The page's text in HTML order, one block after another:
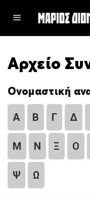
Αρχείο
Ονομαστική
Α Β Γ Δ
Μ Ν Ξ Ο
Ψ Ω